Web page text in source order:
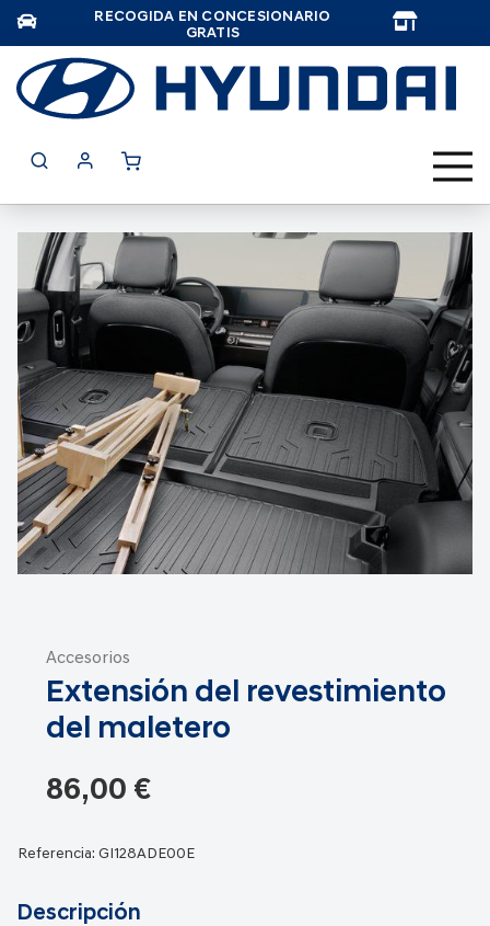
RECOGIDA EN CONCESIONARIO
GRATIS
Accesorios
Extensión del revestimiento
del maletero
86,00 €
Referencia: GI128ADE00E
Descripción
Saltar
final
de
la
galería
de
imágenes
comienzo
galería
imágenes